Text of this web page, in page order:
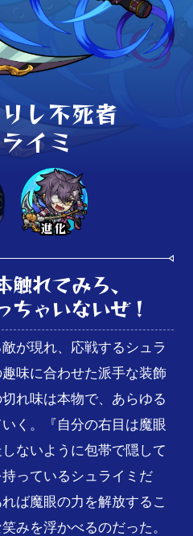
し不死者
イミ
進化
れてみろ、
ちゃいないぜ！
が現れ、応戦するシュラ
味に合わせた派手な装飾
れ味は本物で、あらゆる
く。『自分の右目は魔眼
ないように包帯で隠して
っているシュライミだ
ば魔眼の力を解放するこ
みを浮かべるのだった。